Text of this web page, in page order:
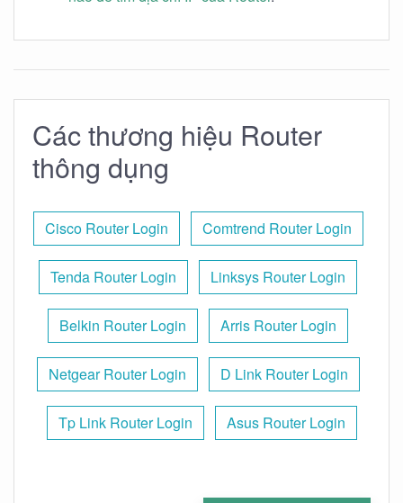
Các thương hiệu Router
thông dụng
Cisco Router Login Comtrend Router Login
Tenda Router Login Linksys Router Login
Belkin Router Login Arris Router Login
Netgear Router Login D Link Router Login
Tp Link Router Login Asus Router Login